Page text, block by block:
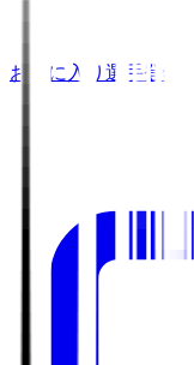
お気に入り選手登録